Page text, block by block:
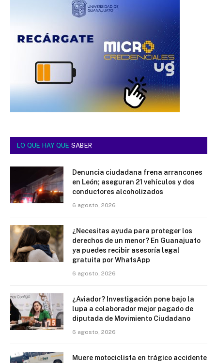
LO QUE HAY QUE SABER
Denuncia ciudadana frena arrancones
en León; aseguran 21 vehículos y dos
conductores alcoholizados
6 agosto, 2026
¿Necesitas ayuda para proteger los
derechos de un menor? En Guanajuato
ya puedes recibir asesoría legal
gratuita por WhatsApp
6 agosto, 2026
¿Aviador? Investigación pone bajo la
lupa a colaborador mejor pagado de
diputada de Movimiento Ciudadano
6 agosto, 2026
Muere motociclista en trágico accidente